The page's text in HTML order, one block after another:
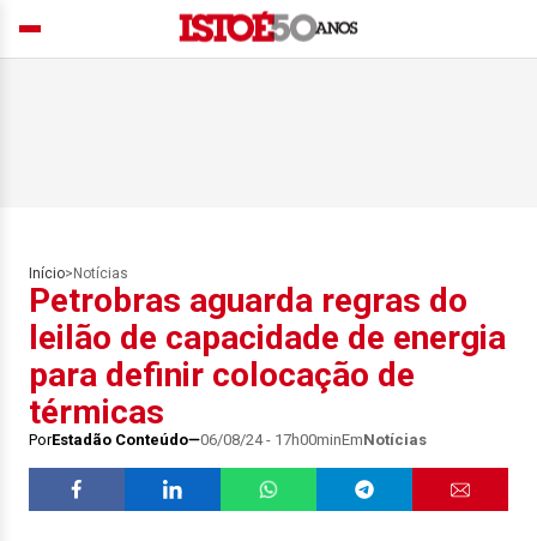
Início> Notícias
Petrobras aguarda regras do
leilão de capacidade de energia
para definir colocação de
térmicas
PorEstadão Conteúdo 06/08/24 - 17h00minEmNotícias